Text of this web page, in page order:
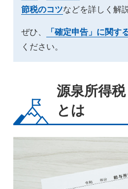
節税のコツなどを詳しく解
ぜひ、 「確定申告」に関す
ください。
源泉所得税
とは